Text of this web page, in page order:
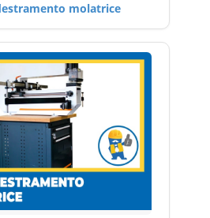
molatrice